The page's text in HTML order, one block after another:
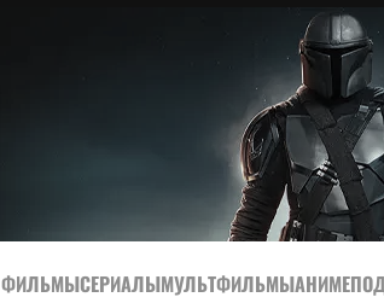
ФИЛЬМЫСЕРИАЛЫМУЛЬТФИЛЬМЫАНИМЕ